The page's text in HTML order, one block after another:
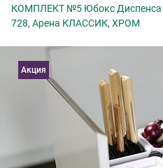
КОМПЛЕКТ №5 Юбокс Диспенса
728, Арена КЛАССИК, ХРОМ
Акция